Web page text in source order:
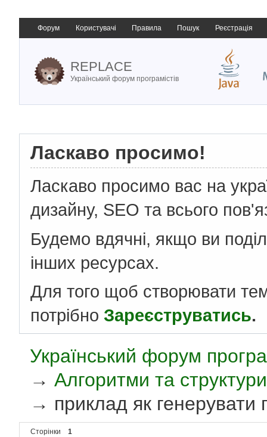
Форум Користувачі Правила Пошук Реєстрація
REPLACE
Український форум програмістів
Ласкаво просимо!
Ласкаво просимо вас на
дизайну, SEO та всього
Будемо вдячні, якщо ви
інших ресурсах.
Для того щоб створювати
потрібно Зареєструватись.
Український форум
→Алгоритми та
→ приклад як генерувати
Сторінки 1